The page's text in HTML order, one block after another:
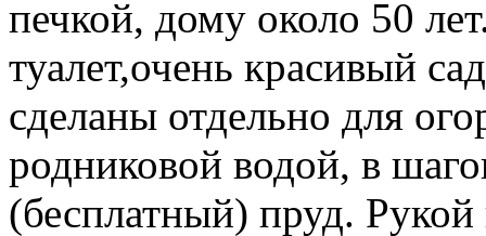
печкой, дому около 50
туалет,очень красивый
сделаны отдельно для
родниковой водой, в
(бесплатный) пруд.